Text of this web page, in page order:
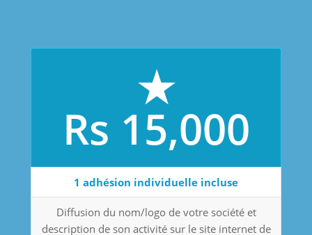
★
Rs 15,000
1 adhésion individuelle incluse
Diffusion du nom/logo de votre société et
description de son activité sur le site internet de